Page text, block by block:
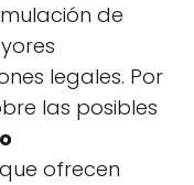
de
legales. Por
las posibles
ofrecen